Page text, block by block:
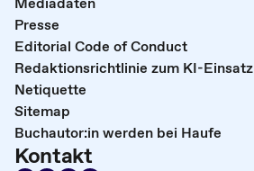
Presse
Editorial Code of Conduct
Redaktionsrichtlinie zum KI-Einsatz
Netiquette
Sitemap
Buchautor:in werden bei Haufe
Kontakt